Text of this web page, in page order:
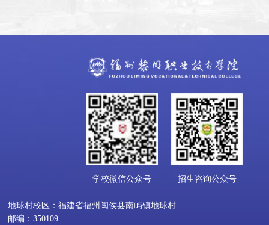
学校微信公众号 招生咨询公众号
地球村校区：福建省福州闽侯县南屿镇地球村
邮编：350109